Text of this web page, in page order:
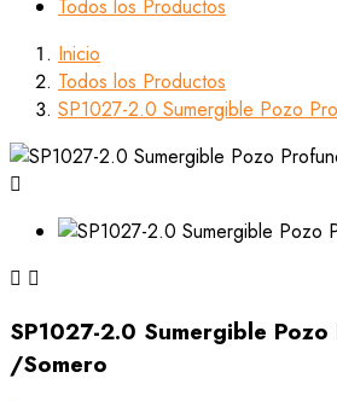
Todos los Productos
Inicio
Todos los Productos
SP1027-2.0 Sumergible Pozo

 
SP1027-2.0 Sumergible
/Somero